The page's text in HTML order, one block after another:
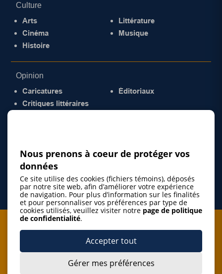
Culture
Arts
Cinéma
Histoire
Littérature
Musique
Opinion
Caricatures
Critiques littéraires
Éditoriaux
Je m'abonne à l'infolettre
J’accepte de m’abonner à l’infolettre de La Gazette de la
Nous prenons à coeur de protéger vos
données
Ce site utilise des cookies (fichiers témoins), déposés
par notre site web, afin d’améliorer votre expérience
de navigation. Pour plus d’information sur les finalités
et pour personnaliser vos préférences par type de
cookies utilisés, veuillez visiter notre page de politique
de confidentialité.
Accepter tout
Gérer mes préférences